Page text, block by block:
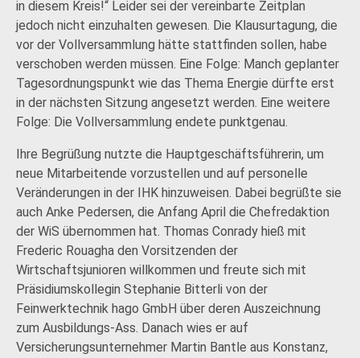
in diesem Kreis!“ Leider sei der vereinbarte Zeitplan
jedoch nicht einzuhalten gewesen. Die Klausurtagung, die
vor der Vollversammlung hätte stattfinden sollen, habe
verschoben werden müssen. Eine Folge: Manch geplanter
Tagesordnungspunkt wie das Thema Energie dürfte erst
in der nächsten Sitzung angesetzt werden. Eine weitere
Folge: Die Vollversammlung endete punktgenau.
Ihre Begrüßung nutzte die Hauptgeschäftsführerin, um
neue Mitarbeitende vorzustellen und auf personelle
Veränderungen in der IHK hinzuweisen. Dabei begrüßte sie
auch Anke Pedersen, die Anfang April die Chefredaktion
der WiS übernommen hat. Thomas Conrady hieß mit
Frederic Rouagha den Vorsitzenden der
Wirtschaftsjunioren willkommen und freute sich mit
Präsidiumskollegin Stephanie Bitterli von der
Feinwerktechnik hago GmbH über deren Auszeichnung
zum Ausbildungs-Ass. Danach wies er auf
Versicherungsunternehmer Martin Bantle aus Konstanz,